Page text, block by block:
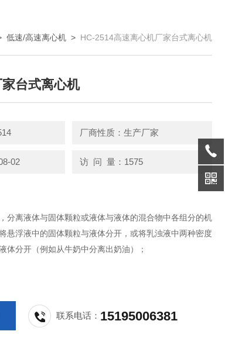
低速/高速离心机 > HC-2514高速离心机厂家台式离心机
台式离心机
厂商性质：生产厂家
02 访 问 量：1575
分离液体与固体颗粒或液体与液体的混合物中各组分的机
悬浮液中的固体颗粒与液体分开，或将乳浊液中两种密度
体分开（例如从牛奶中分离出奶油）；
联系电话： 15195006381